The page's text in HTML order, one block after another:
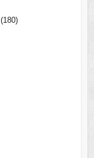
(180)